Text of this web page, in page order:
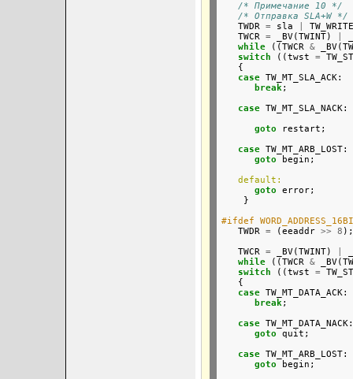
/* Примечание 10 */
/* Отправка SLA+W */
   TWDR
= sla
   TWCR
= _BV(TWINT)
while ((TWCR &
switch ((twst =
   {
case TW_MT_SLA_ACK:
break;
case TW_MT_SLA_NACK:
goto restart;
case TW_MT_ARB_LOST:
goto begin;
default:
goto error;
    }
#ifdef
TWDR = (eeaddr >> 8
TWCR = _BV(TWINT)
while ((TWCR &
switch ((twst =
   {
case TW_MT_DATA_ACK:
break;
case TW_MT_DATA_NACK:
goto quit;
case TW_MT_ARB_LOST:
goto begin;